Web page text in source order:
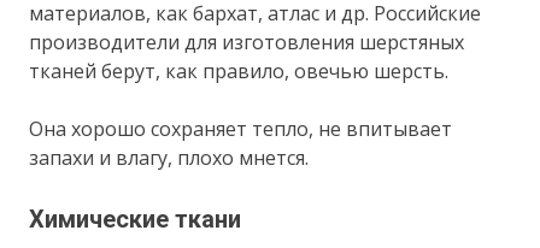
материалов, как бархат, атлас и др. Российские
производители для изготовления шерстяных
тканей берут, как правило, овечью шерсть.
Она хорошо сохраняет тепло, не впитывает
запахи и влагу, плохо мнется.
Химические ткани